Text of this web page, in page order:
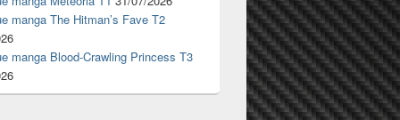
manga The Hitman’s Fave T2
manga Blood-Crawling Princess T3